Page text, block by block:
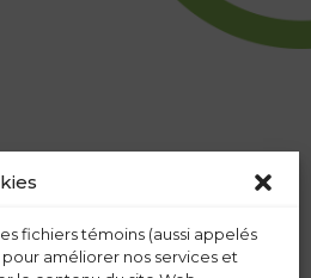
fichiers témoins (aussi appelés
améliorer nos services et